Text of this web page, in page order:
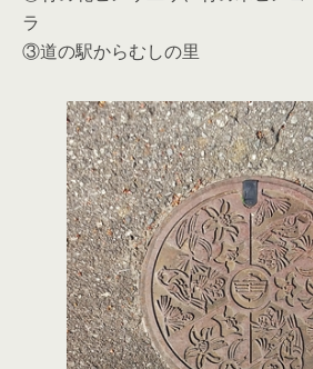
ラ
③道の駅からむしの里